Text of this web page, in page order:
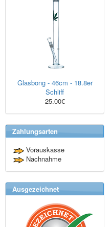
Glasbong - 46cm - 18.8er
Schliff
25.00€
Zahlungsarten
Vorauskasse
Nachnahme
Ausgezeichnet